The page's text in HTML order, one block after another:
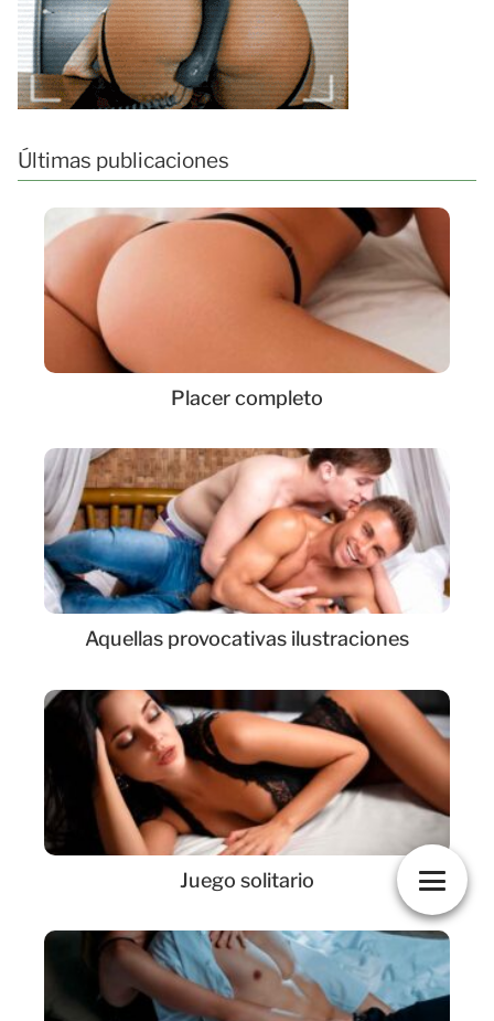
Últimas publicaciones
Placer completo
Aquellas provocativas ilustraciones
Juego solitario